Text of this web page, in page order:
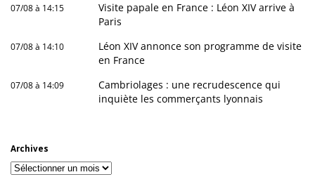
07/08 à 14:15
Visite papale en France : Léon XIV arrive à
Paris
07/08 à 14:10
Léon XIV annonce son programme de visite
en France
07/08 à 14:09
Cambriolages : une recrudescence qui
inquiète les commerçants lyonnais
Archives
Archives